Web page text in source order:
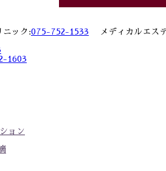
ック:075-752-1533 メディカルエス
1603
ョン